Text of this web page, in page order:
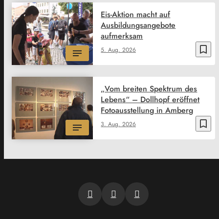
bookmark_border
5. Aug. 2026
Eis-Aktion macht auf
Ausbildungsangebote
aufmerksam
bookmark_border
3. Aug. 2026
„Vom breiten Spektrum des
Lebens“ – Dollhopf eröffnet
Fotoausstellung in Amberg